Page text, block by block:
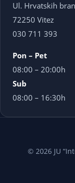
Ul. Hrvatskih
72250 Vitez
030 711 393
Pon – Pet
08:00 – 20:00h
Sub
08:00 – 16:30h
© 2026 JU